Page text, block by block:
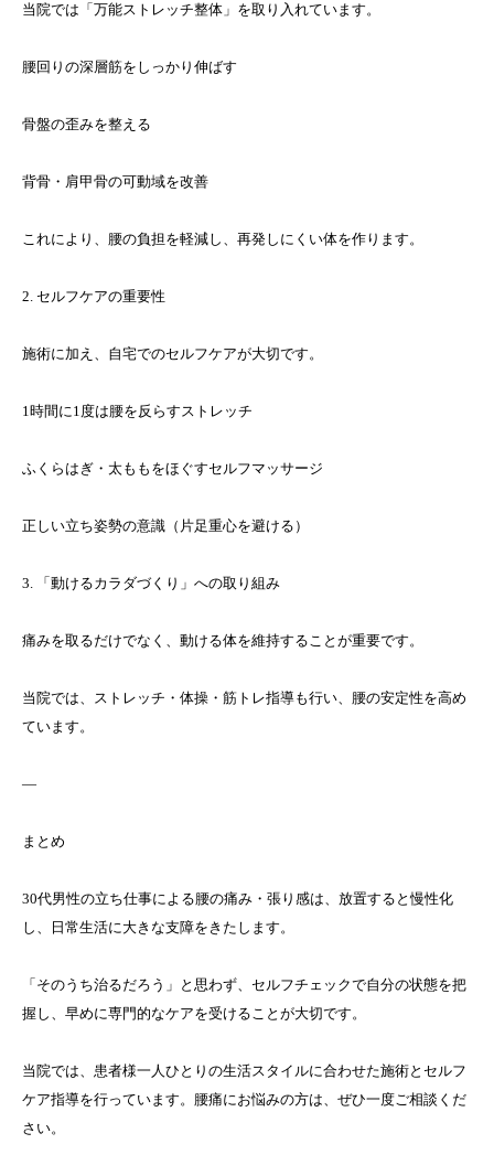
当院では「万能ストレッチ整体」を取り入れています。
腰回りの深層筋をしっかり伸ばす
骨盤の歪みを整える
背骨・肩甲骨の可動域を改善
これにより、腰の負担を軽減し、再発しにくい体を作ります。
2. セルフケアの重要性
施術に加え、自宅でのセルフケアが大切です。
1時間に1度は腰を反らすストレッチ
ふくらはぎ・太ももをほぐすセルフマッサージ
正しい立ち姿勢の意識（片足重心を避ける）
3. 「動けるカラダづくり」への取り組み
痛みを取るだけでなく、動ける体を維持することが重要です。
当院では、ストレッチ・体操・筋トレ指導も行い、腰の安定性を高め
ています。
—
まとめ
30代男性の立ち仕事による腰の痛み・張り感は、放置すると慢性化
し、日常生活に大きな支障をきたします。
「そのうち治るだろう」と思わず、セルフチェックで自分の状態を把
握し、早めに専門的なケアを受けることが大切です。
当院では、患者様一人ひとりの生活スタイルに合わせた施術とセルフ
ケア指導を行っています。腰痛にお悩みの方は、ぜひ一度ご相談くだ
さい。